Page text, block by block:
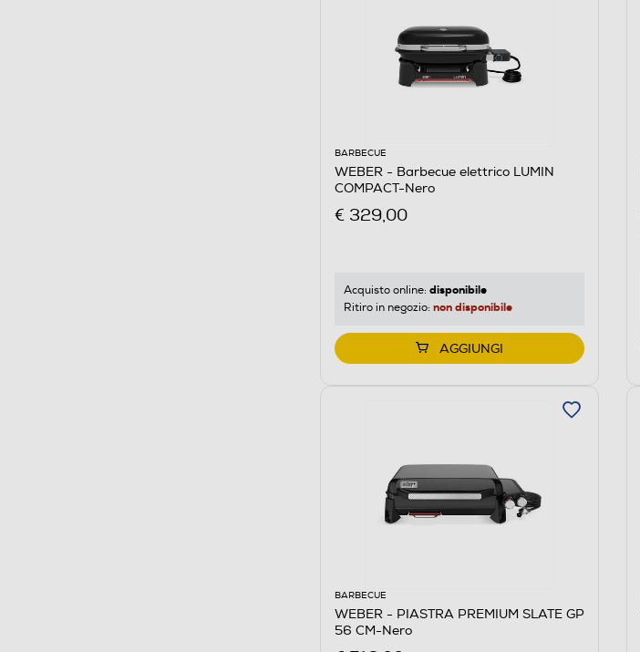
BARBECUE
WEBER - Barbecue elettrico LUMIN
COMPACT-Nero
€ 329,00
Acquisto online: disponibile
Ritiro in negozio: non disponibile
AGGIUNGI
BARBECUE
WEBER - PIASTRA PREMIUM SLATE GP
56 CM-Nero